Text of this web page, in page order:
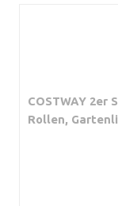
COSTWAY 2er
Rollen,